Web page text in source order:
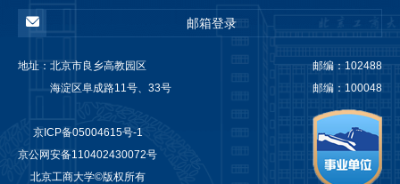
邮箱登录
地址： 北京市良乡高教园区
邮编：102488
海淀区阜成路11号、33号
邮编：100048
京ICP备05004615号-1
京公网安备110402430072号
北京工商大学©版权所有